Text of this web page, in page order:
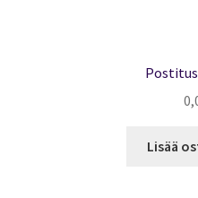
Lisää